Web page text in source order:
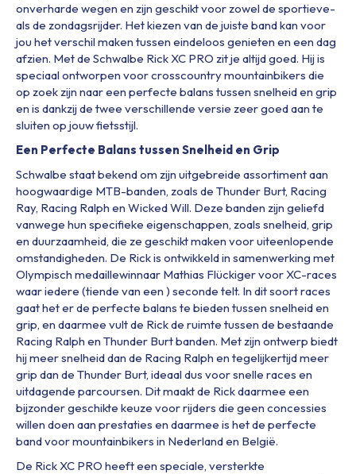
onverharde wegen en zijn geschikt voor zowel de sportieve-
als de zondagsrijder. Het kiezen van de juiste band kan voor
jou het verschil maken tussen eindeloos genieten en een dag
afzien. Met de Schwalbe Rick XC PRO zit je altijd goed. Hij is
speciaal ontworpen voor crosscountry mountainbikers die
op zoek zijn naar een perfecte balans tussen snelheid en grip
en is dankzij de twee verschillende versie zeer goed aan te
sluiten op jouw fietsstijl.
Een Perfecte Balans tussen Snelheid en Grip
Schwalbe staat bekend om zijn uitgebreide assortiment aan
hoogwaardige MTB-banden, zoals de Thunder Burt, Racing
Ray, Racing Ralph en Wicked Will. Deze banden zijn geliefd
vanwege hun specifieke eigenschappen, zoals snelheid, grip
en duurzaamheid, die ze geschikt maken voor uiteenlopende
omstandigheden. De Rick is ontwikkeld in samenwerking met
Olympisch medaillewinnaar Mathias Flückiger voor XC-races
waar iedere (tiende van een ) seconde telt. In dit soort races
gaat het er de perfecte balans te bieden tussen snelheid en
grip, en daarmee vult de Rick de ruimte tussen de bestaande
Racing Ralph en Thunder Burt banden. Met zijn ontwerp biedt
hij meer snelheid dan de Racing Ralph en tegelijkertijd meer
grip dan de Thunder Burt, ideaal dus voor snelle races en
uitdagende parcoursen. Dit maakt de Rick daarmee een
bijzonder geschikte keuze voor rijders die geen concessies
willen doen aan prestaties en daarmee is het de perfecte
band voor mountainbikers in Nederland en België.
De Rick XC PRO heeft een speciale, versterkte